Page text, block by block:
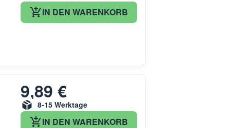
IN DEN WARENKORB
9,89 €
8-15 Werktage
IN DEN WARENKORB